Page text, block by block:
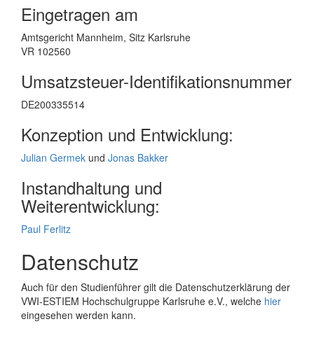
Eingetragen am
Amtsgericht Mannheim, Sitz Karlsruhe
VR 102560
Umsatzsteuer-Identifikationsnummer
DE200335514
Konzeption und Entwicklung:
Julian Germek und Jonas Bakker
Instandhaltung und
Weiterentwicklung:
Paul Ferlitz
Datenschutz
Auch für den Studienführer gilt die Datenschutzerklärung der
VWI-ESTIEM Hochschulgruppe Karlsruhe e.V., welche hier
eingesehen werden kann.